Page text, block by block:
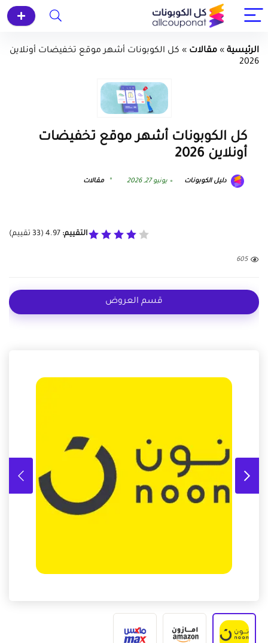
الرئيسية » مقالات » كل الكوبونات أشهر موقع تخفيضات أونلاين
2026
كل الكوبونات أشهر موقع تخفيضات
أونلاين 2026
دليل الكوبونات يونيو 27, 2026 مقالات
التقييم: 4.97
(
33 تقييم)
605
قسم العروض